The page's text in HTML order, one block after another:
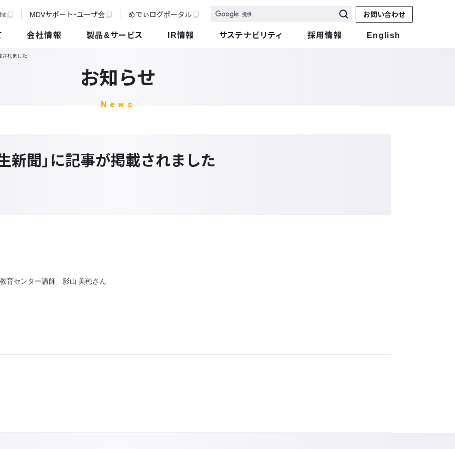
MDVサポート・ユーザ会 めでぃログポータル お問い合わせ
会社情報 製品&サービス IR情報 サステナビリティ 採用情報 English
されました
お知らせ
News
新聞」に記事が掲載されました
ンター講師 影山 美穂さん